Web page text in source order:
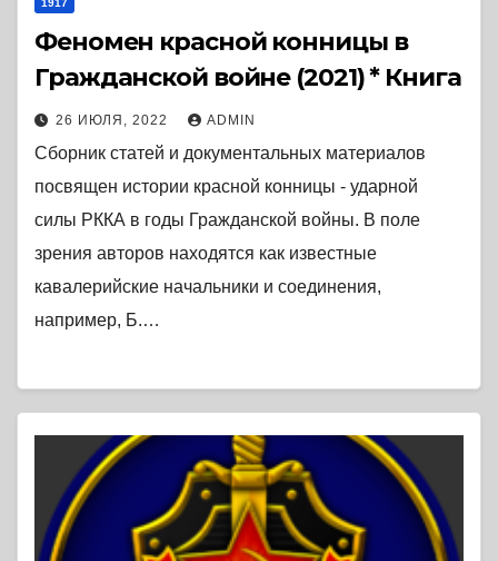
1917
Феномен красной конницы в
Гражданской войне (2021) * Книга
26 ИЮЛЯ, 2022 ADMIN
Сборник статей и документальных материалов
посвящен истории красной конницы - ударной
силы РККА в годы Гражданской войны. В поле
зрения авторов находятся как известные
кавалерийские начальники и соединения,
например, Б.…